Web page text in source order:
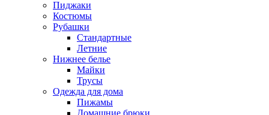
Пиджаки
Костюмы
Рубашки
Стандартные
Летние
Нижнее белье
Майки
Трусы
Одежда для дома
Пижамы
Домашние брюки